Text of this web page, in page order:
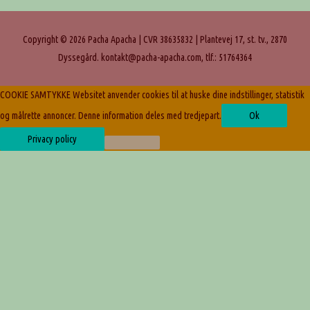
Copyright © 2026 Pacha Apacha | CVR 38635832 | Plantevej 17, st. tv., 2870
Dyssegård. kontakt@pacha-apacha.com, tlf.: 51764364
COOKIE SAMTYKKE Websitet anvender cookies til at huske dine indstillinger, statistik
og målrette annoncer. Denne information deles med tredjepart.
Ok
Privacy policy